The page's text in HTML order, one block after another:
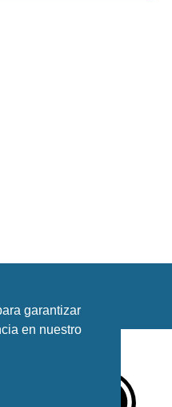
garantizar
en nuestro